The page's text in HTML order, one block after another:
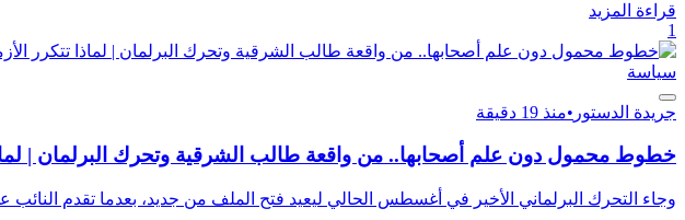
قراءة المزيد
1
سياسة
جريدة الدستور •منذ 19 دقيقة
خطوط محمول دون علم أصحابها.. من واقعة طالب الشرقية وتحرك البرلمان |
وجاء التحرك البرلماني الأخير في أغسطس الحالي ليعيد فتح الملف من جديد، بعدما تقدم